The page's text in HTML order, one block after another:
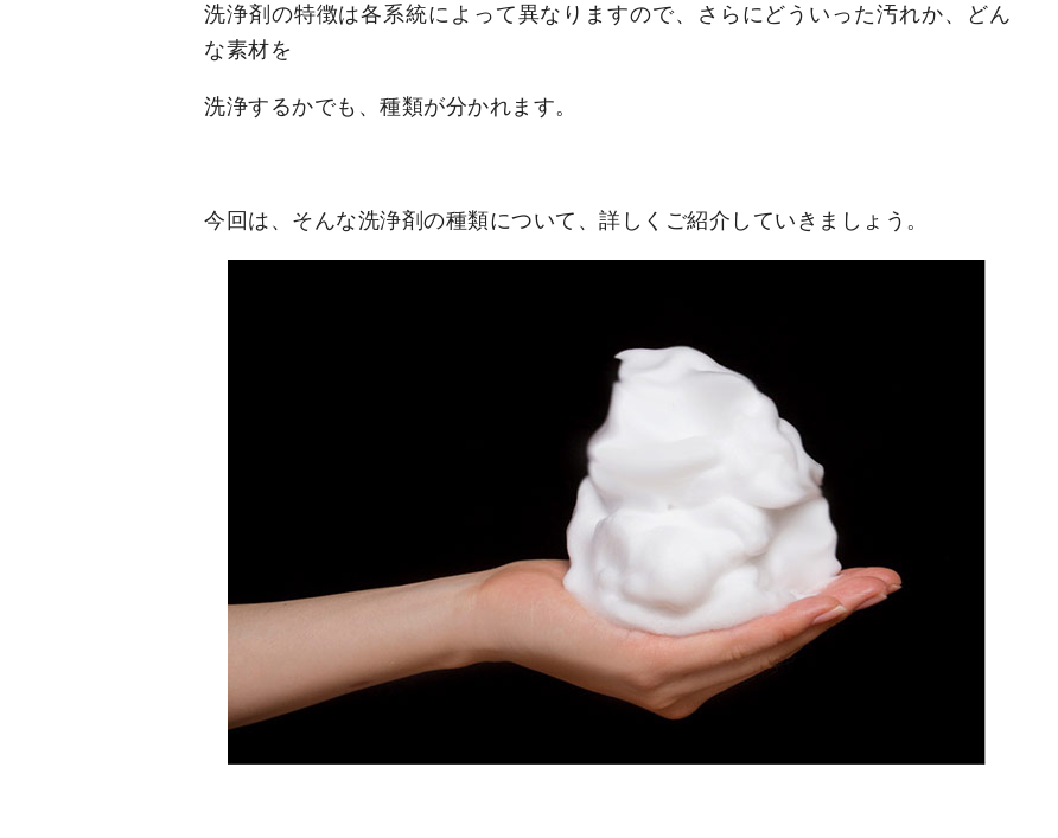
洗浄剤の特徴は各系統によって異なりますので、さらにどういった汚れか、どん
な素材を
洗浄するかでも、種類が分かれます。
今回は、そんな洗浄剤の種類について、詳しくご紹介していきましょう。